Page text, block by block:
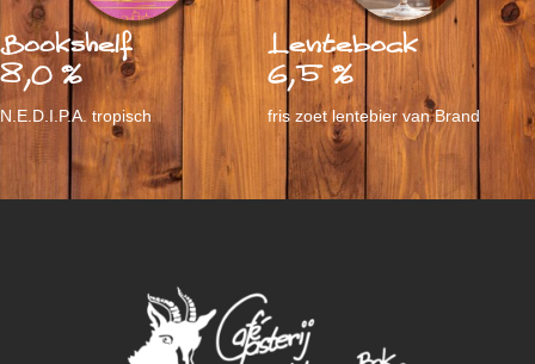
Bookshelf
8,0 %
N.E.D.I.P.A. tropisch
Lentebock
6,5 %
fris zoet lentebier van Brand